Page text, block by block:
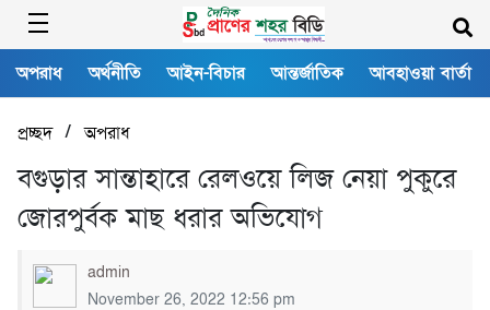
অপরাধ অর্থনীতি আইন-বিচার আন্তর্জাতিক আবহাওয়া বার্তা
প্রচ্ছদ/অপরাধ
বগুড়ার সান্তাহারে রেলওয়ে লিজ নেয়া পুকুরে
জোরপুর্বক মাছ ধরার অভিযোগ
admin
November 26, 2022 12:56 pm